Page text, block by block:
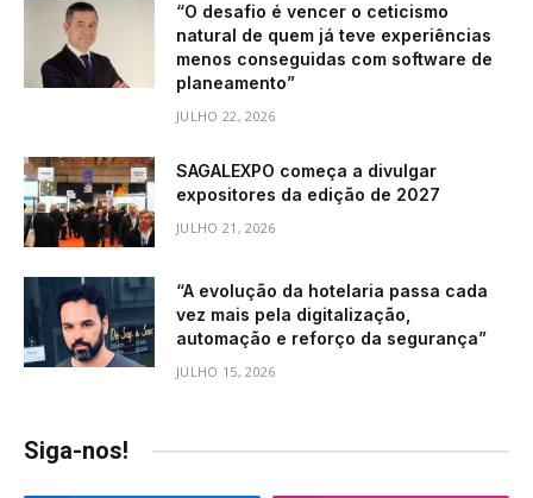
“O desafio é vencer o ceticismo
natural de quem já teve experiências
menos conseguidas com software de
planeamento”
JULHO 22, 2026
SAGALEXPO começa a divulgar
expositores da edição de 2027
JULHO 21, 2026
“A evolução da hotelaria passa cada
vez mais pela digitalização,
automação e reforço da segurança”
JULHO 15, 2026
Siga-nos!